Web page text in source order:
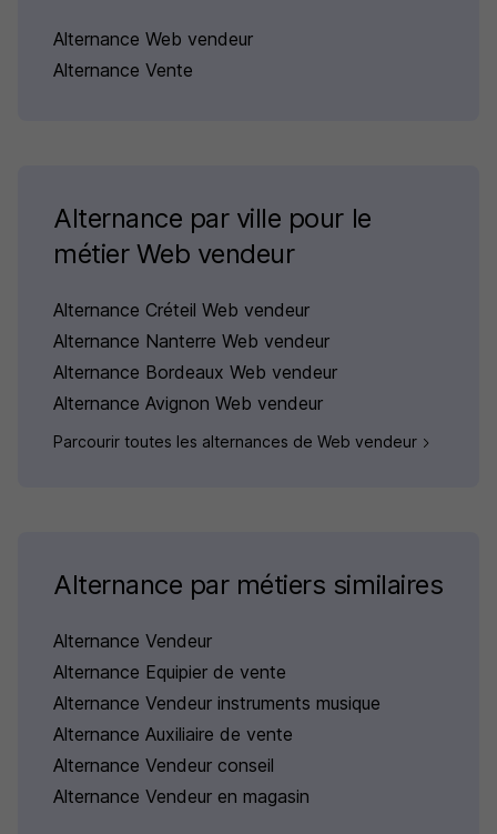
Alternance Web vendeur
Alternance Vente
Alternance par ville pour le
métier Web vendeur
Alternance Créteil Web vendeur
Alternance Nanterre Web vendeur
Alternance Bordeaux Web vendeur
Alternance Avignon Web vendeur
Parcourir toutes les alternances de Web vendeur
Alternance par métiers similaires
Alternance Vendeur
Alternance Equipier de vente
Alternance Vendeur instruments musique
Alternance Auxiliaire de vente
Alternance Vendeur conseil
Alternance Vendeur en magasin